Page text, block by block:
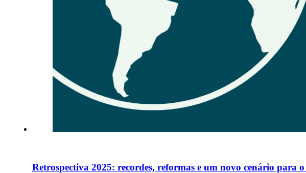
Retrospectiva 2025: recordes, reformas e um novo cenário para